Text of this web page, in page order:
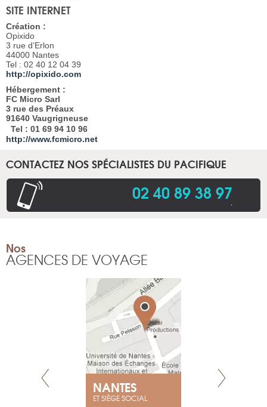
SITE INTERNET
Création :
Opixido
3 rue d’Erlon
44000 Nantes
Tel : 02 40 12 04 39
http://opixido.com
Hébergement :
FC Micro Sarl
3 rue des Préaux
91640 Vaugrigneuse
Tel : 01 69 94 10 96
http://www.fcmicro.net
CONTACTEZ NOS SPÉCIALISTES DU PACIFIQUE
02 40 89 38 97.
Nos
AGENCES DE VOYAGE
NANTES
ET SIÈGE SOCIAL